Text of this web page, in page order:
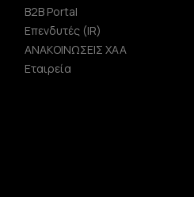
B2B Portal
Επενδυτές (IR)
ΑΝΑΚΟΙΝΩΣΕΙΣ ΧΑΑ
Εταιρεία